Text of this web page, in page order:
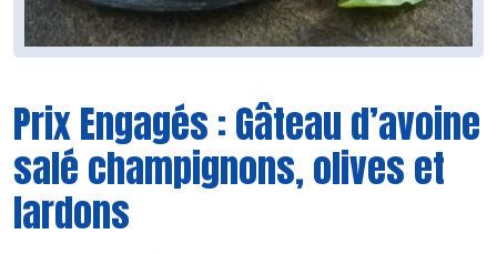
Prix Engagés : Gâteau d’avoine
salé champignons, olives et
lardons